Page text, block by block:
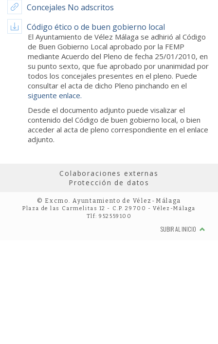
Concejales No adscritos
Código ético o de buen gobierno local
El Ayuntamiento de Vélez Málaga se adhirió al Código
de Buen Gobierno Local aprobado por la FEMP
mediante Acuerdo del Pleno de fecha 25/01/2010, en
su punto sexto, que fue aprobado por unanimidad por
todos los concejales presentes en el pleno. Puede
consultar el acta de dicho Pleno pinchando en el
siguente enlace.
Desde el documento adjunto puede visalizar el
contenido del Código de buen gobierno local, o bien
acceder al acta de pleno correspondiente en el enlace
adjunto.
Colaboraciones externas
Protección de datos
© Excmo. Ayuntamiento de Vélez-Málaga
Plaza de las Carmelitas 12 - C.P. 29700 - Vélez-Málaga
Tlf: 952559100
SUBIR AL INICIO